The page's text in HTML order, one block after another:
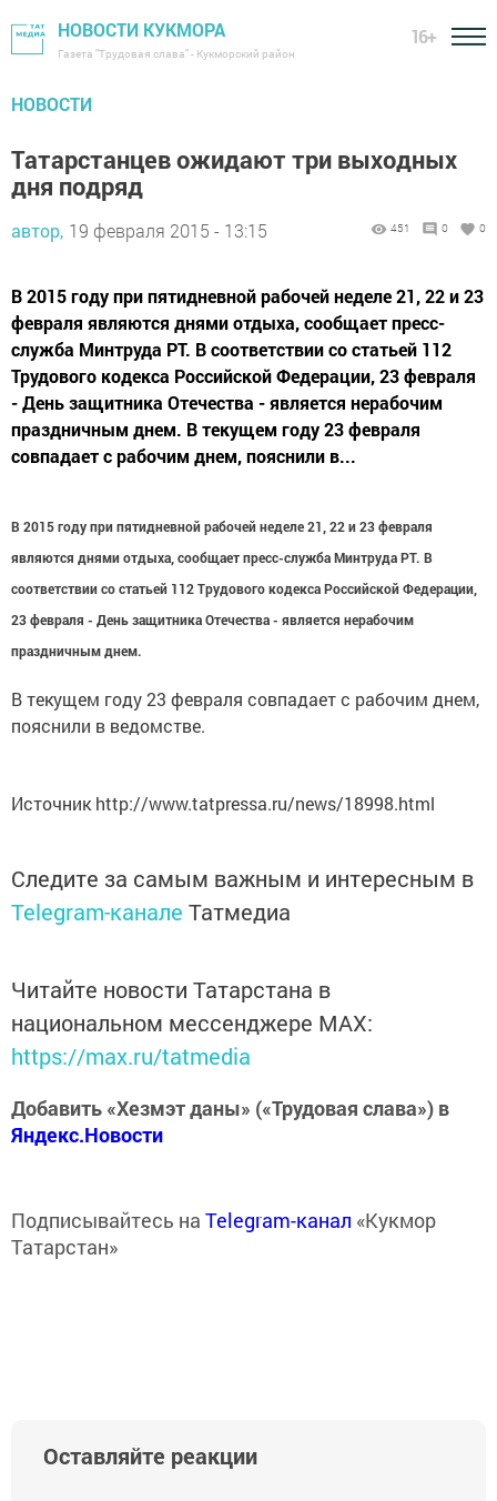
НОВОСТИ КУКМОРА
Газета "Трудовая слава" - Кукморский район
16+
НОВОСТИ
Татарстанцев ожидают три выходных
дня подряд
автор, 19 февраля 2015 - 13:15 451 0 0
В 2015 году при пятидневной рабочей неделе 21, 22 и 23
февраля являются днями отдыха, сообщает пресс-
служба Минтруда РТ. В соответствии со статьей 112
Трудового кодекса Российской Федерации, 23 февраля
- День защитника Отечества - является нерабочим
праздничным днем. В текущем году 23 февраля
совпадает с рабочим днем, пояснили в...
В 2015 году при пятидневной рабочей неделе 21, 22 и 23 февраля
являются днями отдыха, сообщает пресс-служба Минтруда РТ. В
соответствии со статьей 112 Трудового кодекса Российской Федерации,
23 февраля - День защитника Отечества - является нерабочим
праздничным днем.
В текущем году 23 февраля совпадает с рабочим днем,
пояснили в ведомстве.
Источник http://www.tatpressa.ru/news/18998.html
Следите за самым важным и интересным в
Telegram-канале Татмедиа
Читайте новости Татарстана в
национальном мессенджере MАХ:
https://max.ru/tatmedia
Добавить «Хезмэт даны» («Трудовая слава») в
Яндекс.Новости
Подписывайтесь на Telegram-канал «Кукмор
Татарстан»
Оставляйте реакции